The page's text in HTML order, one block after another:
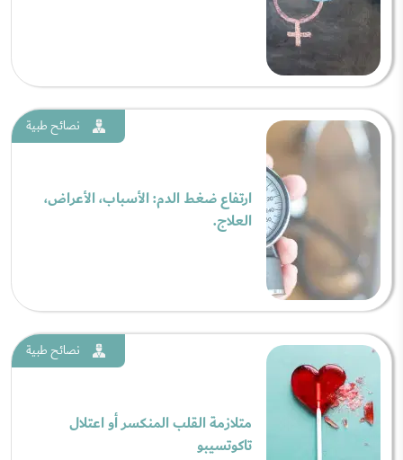
نصائح طبية
ارتفاع ضغط الدم: الأسباب، الأعراض،
العلاج.
نصائح طبية
متلازمة القلب المنكسر أو اعتلال
تاكوتسيبو